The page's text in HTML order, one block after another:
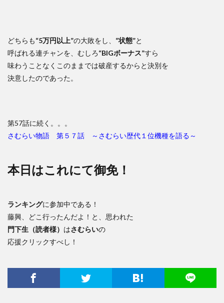
どちらも“5万円以上”の大敗をし、 “状態”と
呼ばれる連チャンを、むしろ“BIGボーナス”すら
味わうことなくこのままでは破産するからと決別を
決意したのであった。
第57話に続く。。。
さむらい物語 第５７話 ～さむらい歴代１位機種を語る～
本日はこれにて御免！
ランキングに参加中である！
藤興、どこ行ったんだよ！と、思われた
門下生（読者様） はさむらいの
応援クリックすべし！